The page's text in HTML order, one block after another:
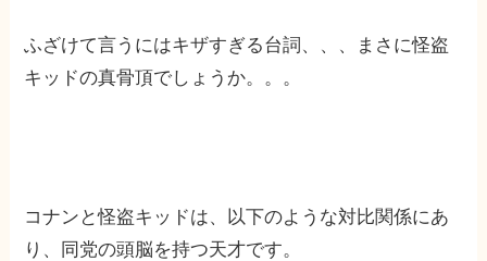
ふざけて言うにはキザすぎる台詞、、、まさに怪盗
キッドの真骨頂でしょうか。。。
コナンと怪盗キッドは、以下のような対比関係にあ
り、同党の頭脳を持つ天才です。